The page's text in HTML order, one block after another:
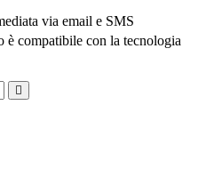
via email e SMS
compatibile con la tecnologia